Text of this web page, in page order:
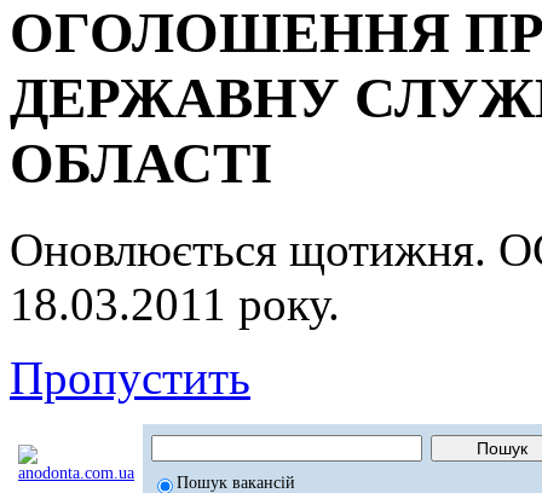
ОГОЛОШЕННЯ
ДЕРЖАВНУ
ОБЛАСТІ
Оновлюється
18.03.2011 року.
Пропустить
Пошук вакансій